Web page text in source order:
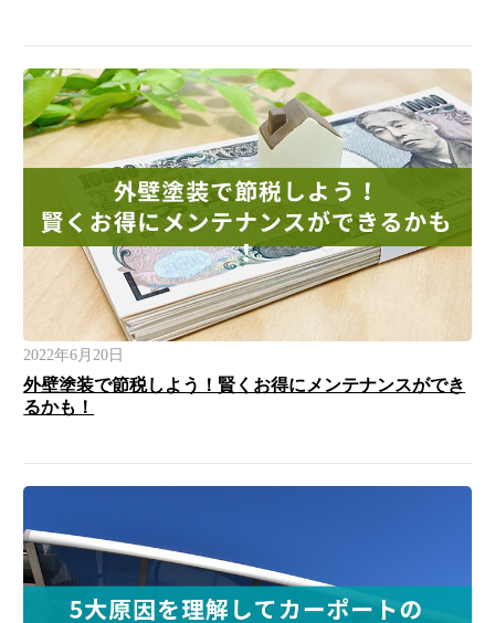
2022年6月20日
外壁塗装で節税しよう！賢くお得にメンテナンスができ
るかも！